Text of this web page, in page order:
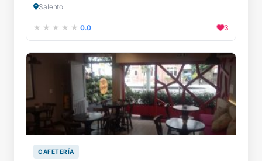
Salento
0.0 3
CAFETERÍA